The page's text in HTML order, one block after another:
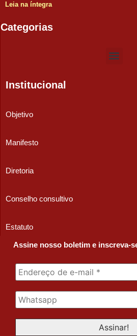
Leia na íntegra
Categorias
Institucional
Objetivo
Manifesto
Diretoria
Conselho consultivo
Estatuto
Assine nosso boletim e inscreva-